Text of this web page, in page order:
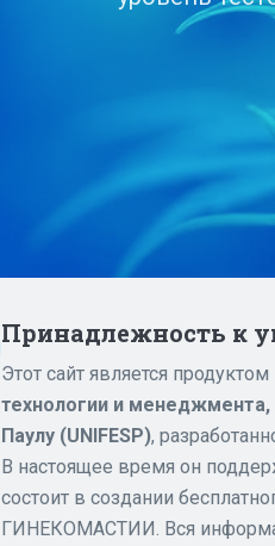
Принадлежность к
Этот сайт является
технологии и
Паулу (UNIFESP),
В настоящее время он
состоит в создании
ГИНЕКОМАСТИИ. Вся